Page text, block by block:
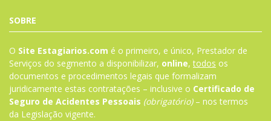
SOBRE
O Site Estagiarios.com é o primeiro, e único, Prestador de
Serviços do segmento a disponibilizar, online,todos os
documentos e procedimentos legais que formalizam
juridicamente estas contratações – inclusive o Certificado de
Seguro de Acidentes Pessoais (obrigatório)– nos termos
da Legislação vigente.